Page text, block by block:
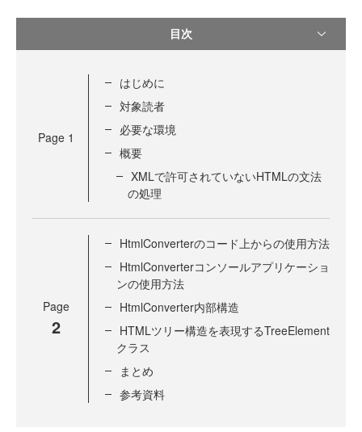
目次
Page 1
はじめに
対象読者
必要な環境
概要
XMLで許可されていないHTMLの文法
の処理
Page
2
HtmlConverterのコード上からの使用方法
HtmlConverterコンソールアプリケーショ
ンの使用方法
HtmlConverter内部構造
HTMLツリー構造を表現するTreeElement
クラス
まとめ
参考資料